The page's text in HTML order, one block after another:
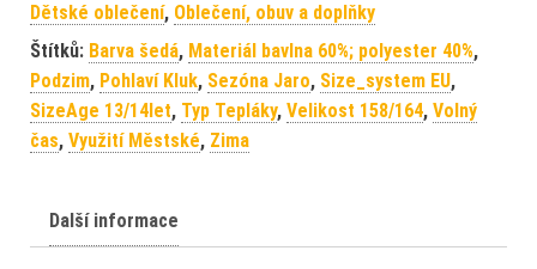
Dětské oblečení, Oblečení, obuv a doplňky
Štítků: Barva šedá, Materiál bavlna 60%; polyester 40%,
Podzim, Pohlaví Kluk, Sezóna Jaro, Size_system EU,
SizeAge 13/14let, Typ Tepláky, Velikost 158/164, Volný
čas, Využití Městské, Zima
Další informace